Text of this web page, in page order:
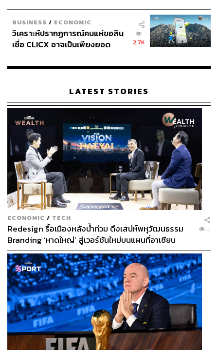
BUSINESS / ECONOMIC
วิเคราะห์ปรากฏการณ์คนแห่ขอสิน
เชื่อ CLICX อาจเป็นเพียงยอด
เรือนไทยที่ถูกซุกไว้
2.7K
LATEST STORIES
ECONOMIC / TECH
Redesign รื้อเมืองหลังน้ำท่วม ดึงเสน่ห์พหุวัฒนธรรม
Branding ‘หาดใหญ่’ สู่เวอร์ชันใหม่บนแผนที่อาเซียน
...